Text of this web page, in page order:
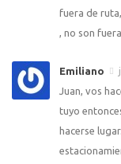
fuera de
, no son
Emiliano
Juan, vos
tuyo
hacerse